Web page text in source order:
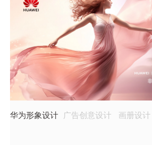
华为形象设计 广告创意设计 画册设计